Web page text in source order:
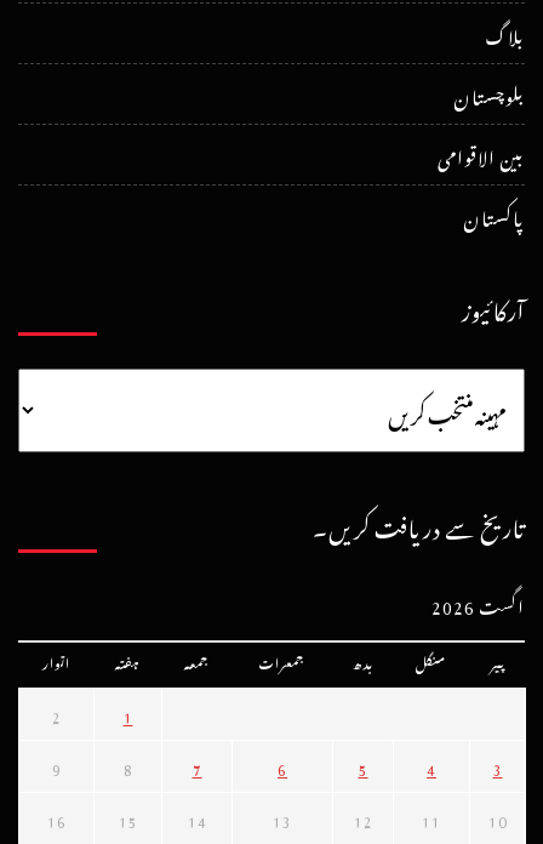
بلاگ
بلوچستان
بین الاقوامی
پاکستان
آرکائیوز
تاریخ سے دریافت کریں۔
اگست 2026
پیر منگل بدھ جمعرات جمعہ ہفتہ اتوار
1
2
3
4
5
6
7
8
9
10
11
12
13
14
15
16